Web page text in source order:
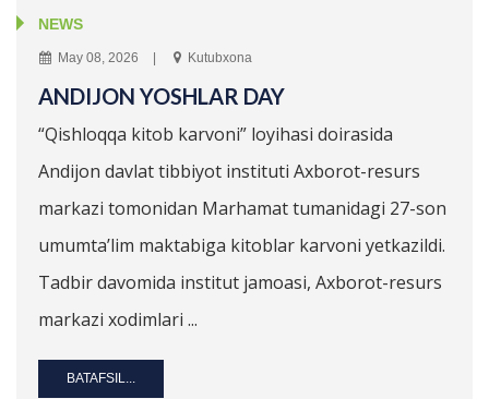
NEWS
May 08, 2026 Kutubxona
ANDIJON YOSHLAR DAY
“Qishloqqa kitob karvoni” loyihasi doirasida
Andijon davlat tibbiyot instituti Axborot-resurs
markazi tomonidan Marhamat tumanidagi 27-son
umumta’lim maktabiga kitoblar karvoni yetkazildi.
Tadbir davomida institut jamoasi, Axborot-resurs
markazi xodimlari ...
BATAFSIL...